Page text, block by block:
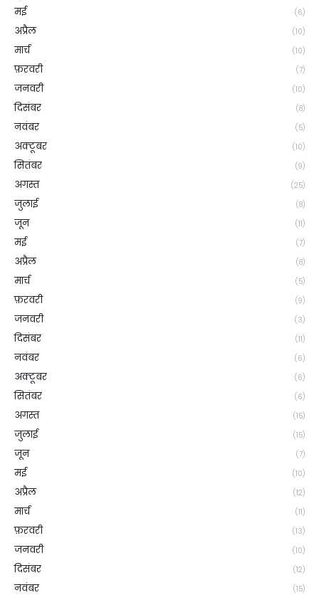
मई (6)
अप्रैल (10)
मार्च (10)
फ़रवरी (7)
जनवरी (10)
दिसंबर (8)
नवंबर (5)
अक्टूबर (10)
सितंबर (9)
अगस्त (25)
जुलाई (8)
जून (11)
मई (7)
अप्रैल (8)
मार्च (5)
फ़रवरी (9)
जनवरी (3)
दिसंबर (11)
नवंबर (6)
अक्टूबर (6)
सितंबर (6)
अगस्त (15)
जुलाई (15)
जून (7)
मई (10)
अप्रैल (12)
मार्च (11)
फ़रवरी (13)
जनवरी (10)
दिसंबर (12)
नवंबर (15)